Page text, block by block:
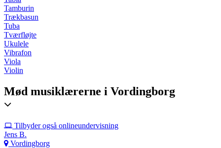
Tamburin
Trækbasun
Tuba
Tværfløjte
Ukulele
Vibrafon
Viola
Violin
Mød musiklærerne i Vordingborg
Tilbyder også onlineundervisning
Jens B.
Vordingborg